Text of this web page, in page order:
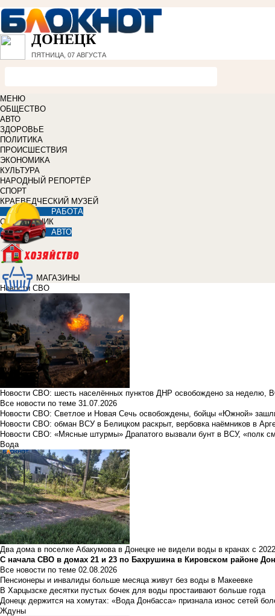
ДОНЕЦК
ПЯТНИЦА, 07 АВГУСТА
МЕНЮ
ОБЩЕСТВО
АВТО
ЗДОРОВЬЕ
ПОЛИТИКА
ПРОИСШЕСТВИЯ
ЭКОНОМИКА
КУЛЬТУРА
НАРОДНЫЙ РЕПОРТЁР
СПОРТ
КРАЕВЕДЧЕСКИЙ МУЗЕЙ
РАБОТА
СПРАВОЧНИК
АВТО
МАГАЗИНЫ
Новости СВО
Новости СВО: шесть населённых пунктов ДНР освобождено за неделю,
Все новости по теме 31.07.2026
Новости СВО: Светлое и Новая Сечь освобождены, бойцы «Южной»
Новости СВО: обман ВСУ в Белицком раскрыт, вербовка наёмников в
Новости СВО: «Мясные штурмы» Драпатого вызвали бунт в ВСУ, «полк
Вода
Два дома в поселке Абакумова в Донецке не видели воды в кранах с
С начала СВО в домах 21 и 23 по Бахрушина в Кировском районе
Все новости по теме 02.08.2026
Пенсионеры и инвалиды больше месяца живут без воды в Макеевке
В Харцызске десятки пустых бочек для воды простаивают больше года
Донецк держится на хомутах: «Вода Донбасса» признала износ сетей
Ждуны